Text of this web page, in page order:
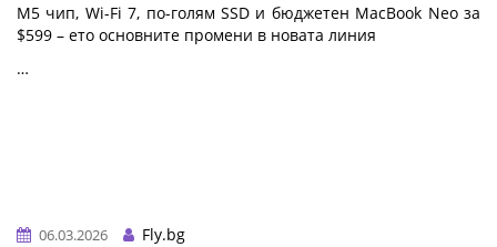
M5 чип, Wi-Fi 7, по-голям SSD и бюджетен MacBook Neo за
$599 – ето основните промени в новата линия
…
06.03.2026
Fly.bg